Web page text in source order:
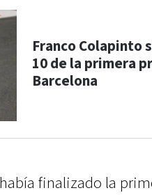
Franco Colapinto
10 de la primera
Barcelona
finalizado la